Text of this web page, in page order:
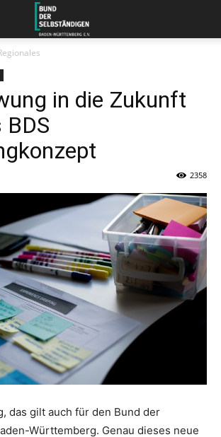
in die Zukunft
2358
das gilt auch für den Bund der
Württemberg. Genau dieses neue